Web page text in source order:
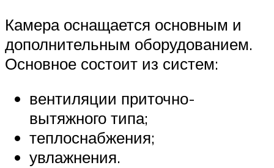
Камера оснащается основным и
дополнительным оборудованием.
Основное состоит из систем:
вентиляции приточно-
вытяжного типа;
теплоснабжения;
увлажнения.